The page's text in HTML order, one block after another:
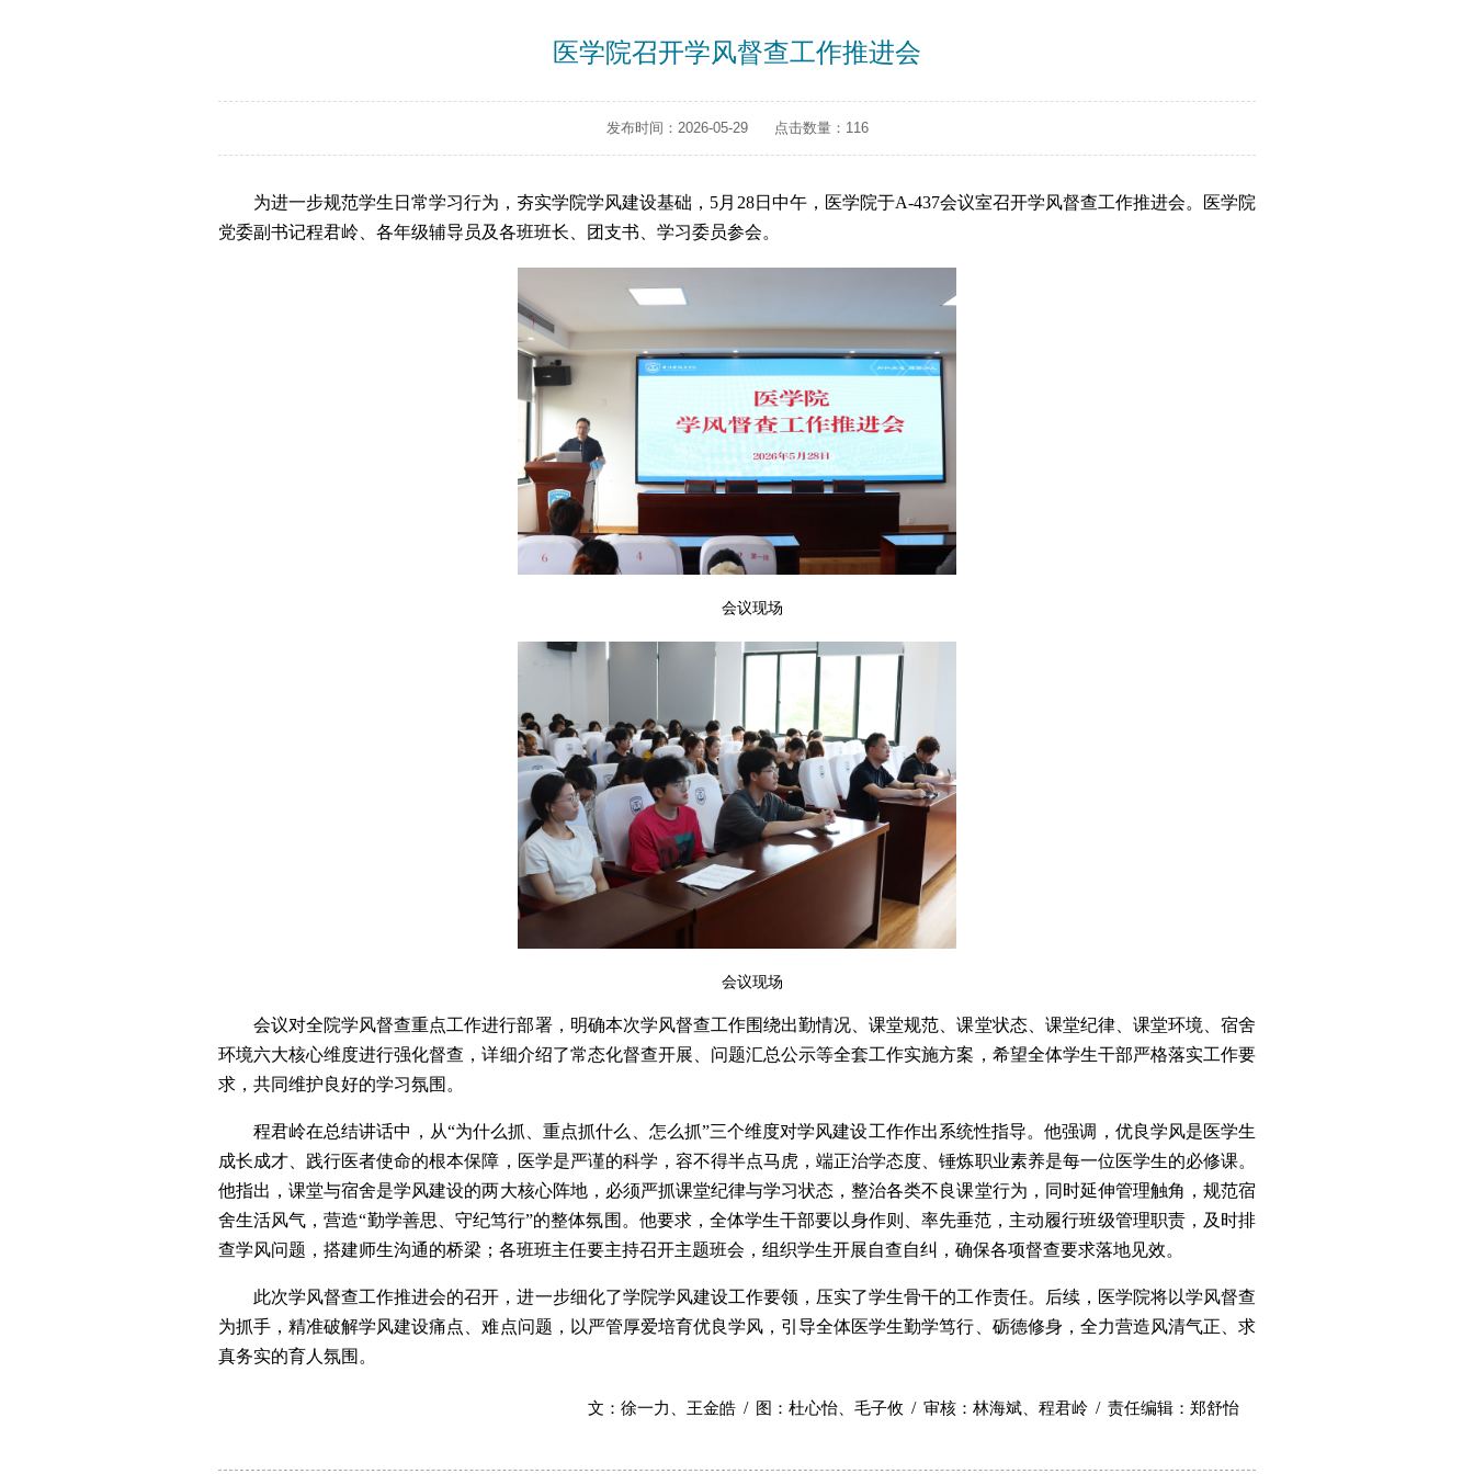
医学院召开学风督查工作推进会
发布时间：2026-05-29 点击数量： 116
为进一步规范学生日常学习行为，夯实学院学风建设基础，5月28日中午，医学院于A-437会议室召开学风督查工作推进会。医学院
党委副书记程君岭、各年级辅导员及各班班长、团支书、学习委员参会。
会议现场
会议现场
会议对全院学风督查重点工作进行部署，明确本次学风督查工作围绕出勤情况、课堂规范、课堂状态、课堂纪律、课堂环境、宿舍
环境六大核心维度进行强化督查，详细介绍了常态化督查开展、问题汇总公示等全套工作实施方案，希望全体学生干部严格落实工作要
求，共同维护良好的学习氛围。
程君岭在总结讲话中，从“为什么抓、重点抓什么、怎么抓”三个维度对学风建设工作作出系统性指导。他强调，优良学风是医学生
成长成才、践行医者使命的根本保障，医学是严谨的科学，容不得半点马虎，端正治学态度、锤炼职业素养是每一位医学生的必修课。
他指出，课堂与宿舍是学风建设的两大核心阵地，必须严抓课堂纪律与学习状态，整治各类不良课堂行为，同时延伸管理触角，规范宿
舍生活风气，营造“勤学善思、守纪笃行”的整体氛围。他要求，全体学生干部要以身作则、率先垂范，主动履行班级管理职责，及时排
查学风问题，搭建师生沟通的桥梁；各班班主任要主持召开主题班会，组织学生开展自查自纠，确保各项督查要求落地见效。
此次学风督查工作推进会的召开，进一步细化了学院学风建设工作要领，压实了学生骨干的工作责任。后续，医学院将以学风督查
为抓手，精准破解学风建设痛点、难点问题，以严管厚爱培育优良学风，引导全体医学生勤学笃行、砺德修身，全力营造风清气正、求
真务实的育人氛围。
文：徐一力、王金皓 / 图：杜心怡、毛子攸 / 审核：林海斌、程君岭 / 责任编辑：郑舒怡